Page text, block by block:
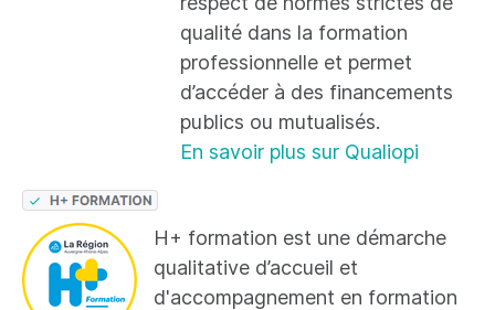
qualité dans la formation
professionnelle et permet
d’accéder à des financements
publics ou mutualisés.
En savoir plus sur Qualiopi
H+ formation est une démarche
qualitative d’accueil et
d'accompagnement en formation